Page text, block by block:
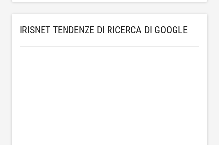
IRISNET TENDENZE DI RICERCA DI GOOGLE